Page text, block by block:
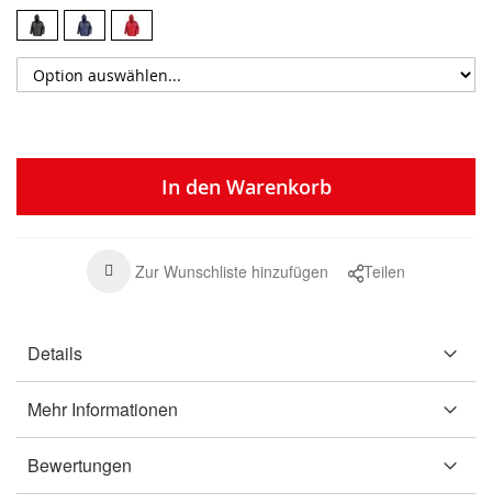
In den Warenkorb
Zur Wunschliste hinzufügen Teilen
Details
Mehr Informationen
Bewertungen